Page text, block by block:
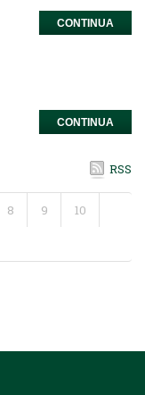
CONTINUA
CONTINUA
RSS
8 9 10